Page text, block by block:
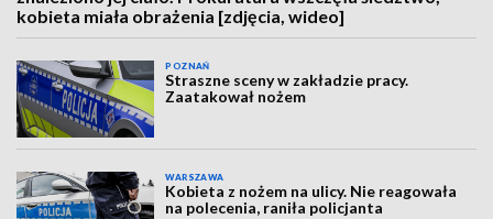
kobieta miała obrażenia [zdjęcia, wideo]
POZNAŃ
Straszne sceny w zakładzie pracy.
Zaatakował nożem
WARSZAWA
Kobieta z nożem na ulicy. Nie reagowała
na polecenia, raniła policjanta